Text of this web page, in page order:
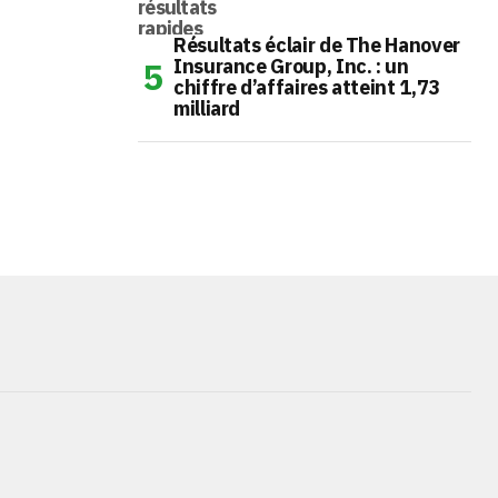
Résultats éclair de The Hanover
Insurance Group, Inc. : un
chiffre d’affaires atteint 1,73
milliard